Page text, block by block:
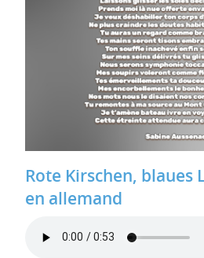
Rote Kirschen, blaues
en allemand